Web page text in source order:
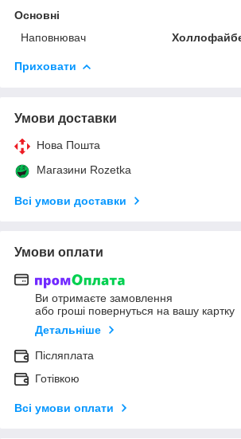
Основні
Наповнювач
Приховати
Умови доставки
Нова Пошта
Магазини Rozetka
Всі умови доставки
Умови оплати
Ви отримаєте замовлення
або гроші повернуться на вашу картку
Детальніше
Післяплата
Готівкою
Всі умови оплати